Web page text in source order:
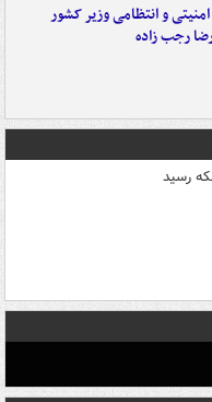
و انتظامی وزیر کشور
رجب زاده